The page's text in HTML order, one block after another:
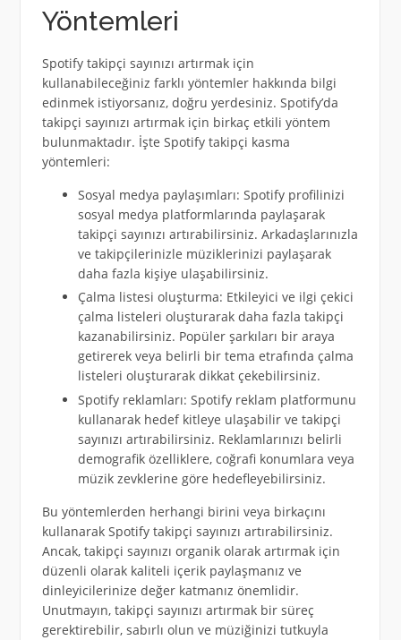
Yöntemleri
Spotify takipçi sayınızı artırmak için
kullanabileceğiniz farklı yöntemler hakkında bilgi
edinmek istiyorsanız, doğru yerdesiniz. Spotify’da
takipçi sayınızı artırmak için birkaç etkili yöntem
bulunmaktadır. İşte Spotify takipçi kasma
yöntemleri:
Sosyal medya paylaşımları: Spotify profilinizi
sosyal medya platformlarında paylaşarak
takipçi sayınızı artırabilirsiniz. Arkadaşlarınızla
ve takipçilerinizle müziklerinizi paylaşarak
daha fazla kişiye ulaşabilirsiniz.
Çalma listesi oluşturma: Etkileyici ve ilgi çekici
çalma listeleri oluşturarak daha fazla takipçi
kazanabilirsiniz. Popüler şarkıları bir araya
getirerek veya belirli bir tema etrafında çalma
listeleri oluşturarak dikkat çekebilirsiniz.
Spotify reklamları: Spotify reklam platformunu
kullanarak hedef kitleye ulaşabilir ve takipçi
sayınızı artırabilirsiniz. Reklamlarınızı belirli
demografik özelliklere, coğrafi konumlara veya
müzik zevklerine göre hedefleyebilirsiniz.
Bu yöntemlerden herhangi birini veya birkaçını
kullanarak Spotify takipçi sayınızı artırabilirsiniz.
Ancak, takipçi sayınızı organik olarak artırmak için
düzenli olarak kaliteli içerik paylaşmanız ve
dinleyicilerinize değer katmanız önemlidir.
Unutmayın, takipçi sayınızı artırmak bir süreç
gerektirebilir, sabırlı olun ve müziğinizi tutkuyla